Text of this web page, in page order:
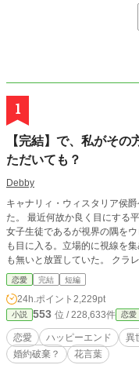
1
【完結】で、私がそ
ただいても？
Debby
キャナリィ・ウィスタリア侯
た。 最近何故か良く目にする
女子生徒であるが視界の隅を
も目に入る。立場的に視線を
も無いと放置していた。 クラ
理由のひとつだ。 しかし一度
が学園内を駆け巡る。 次期フ
けているキャナリィはそのよ
れはキャナリィが婚約者であ
ーに嫉妬しての所業だと言われ── 「私がその方に嫌がらせをする理
せいただいても？」 そう問う
てエボニーを執拗に苛めるのだ
恋愛 完結 短編
24h.ポイント 2,229pt
小説 553 位 / 228,633件 恋愛
恋愛 ハッピーエンド 異
婚約破棄？
花言葉